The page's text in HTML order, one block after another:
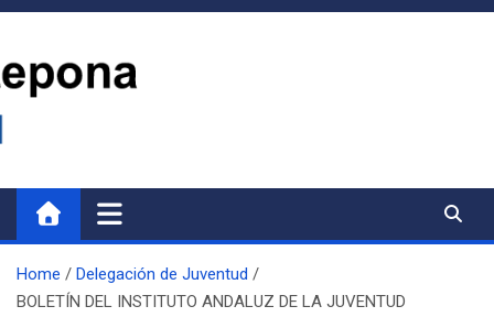
Home
Delegación de Juventud
BOLETÍN DEL INSTITUTO ANDALUZ DE LA JUVENTUD